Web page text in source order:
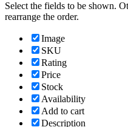
Select the fields to be shown.
rearrange the order.
Image
SKU
Rating
Price
Stock
Availability
Add to cart
Description